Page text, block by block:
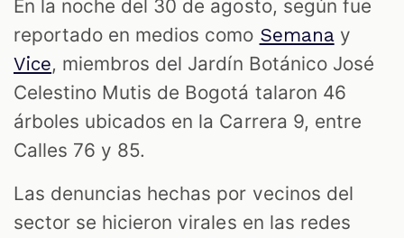
En la noche del 30 de agosto, según fue
reportado en medios como Semanay
Vice, miembros del Jardín Botánico José
Celestino Mutis de Bogotá talaron 46
árboles ubicados en la Carrera 9, entre
Calles 76 y 85.
Las denuncias hechas por vecinos del
sector se hicieron virales en las redes